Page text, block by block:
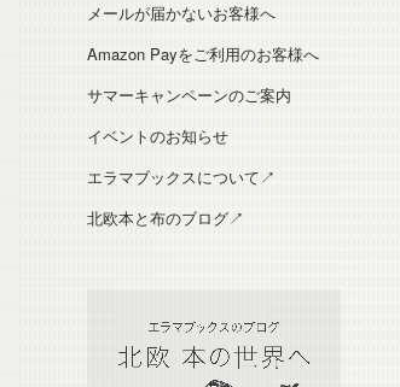
メールが届かないお客様へ
Amazon Payをご利用のお客様へ
サマーキャンペーンのご案内
イベントのお知らせ
エラマブックスについて↗
北欧本と布のブログ↗